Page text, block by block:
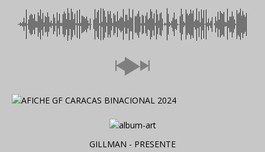
GILLMAN - PRESENTE